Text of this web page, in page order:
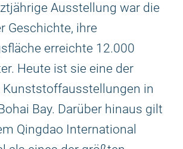
Ausstellung war die
Geschichte, ihre
erreichte 12.000
Heute ist sie eine der
in
Bay. Darüber hinaus gilt
Qingdao International